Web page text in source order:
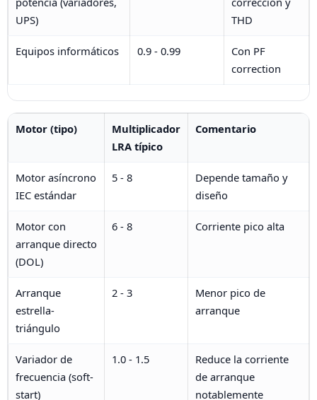
UPS)
THD
Equipos informáticos 0.9 - 0.99
Con PF
correction
Motor (tipo)
Multiplicador
LRA típico
Comentario
Motor asíncrono
IEC estándar
5 - 8
Depende tamaño y
diseño
Motor con
arranque directo
(DOL)
6 - 8 Corriente pico alta
Arranque
estrella-
triángulo
2 - 3
Menor pico de
arranque
Variador de
frecuencia (soft-
start)
1.0 - 1.5
Reduce la corriente
de arranque
notablemente